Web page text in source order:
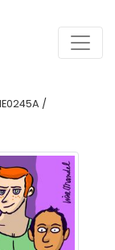
IE0245A /